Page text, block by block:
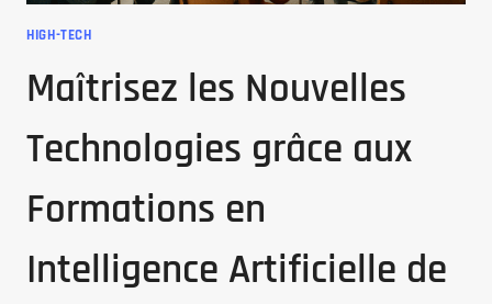
HIGH-TECH
Maîtrisez les Nouvelles
Technologies grâce aux
Formations en
Intelligence Artificielle de